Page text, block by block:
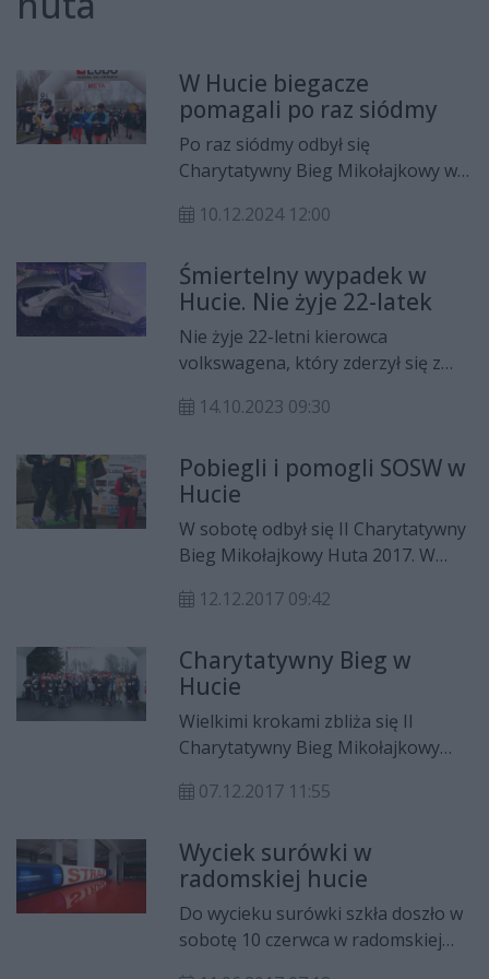
W Hucie biegacze
pomagali po raz siódmy
Po raz siódmy odbył się
Charytatywny Bieg Mikołajkowy w
przeznaczony jest na potrzeby
Wychowawczego w Hucie.
10.12.2024 12:00
Śmiertelny wypadek w
Hucie. Nie żyje 22-latek
Nie żyje 22-letni kierowca
volkswagena, który zderzył się z
wypadku doszło w gminie
14.10.2023 09:30
Pobiegli i pomogli SOSW w
Hucie
W sobotę odbył się II Charytatywny
Bieg Mikołajkowy Huta 2017. W
które w aktywny sposób pomogły
12.12.2017 09:42
Charytatywny Bieg w
Hucie
Wielkimi krokami zbliża się II
Charytatywny Bieg Mikołajkowy
imprezy będzie dobrą okazją, by
07.12.2017 11:55
Wyciek surówki w
radomskiej hucie
Do wycieku surówki szkła doszło w
sobotę 10 czerwca w radomskiej